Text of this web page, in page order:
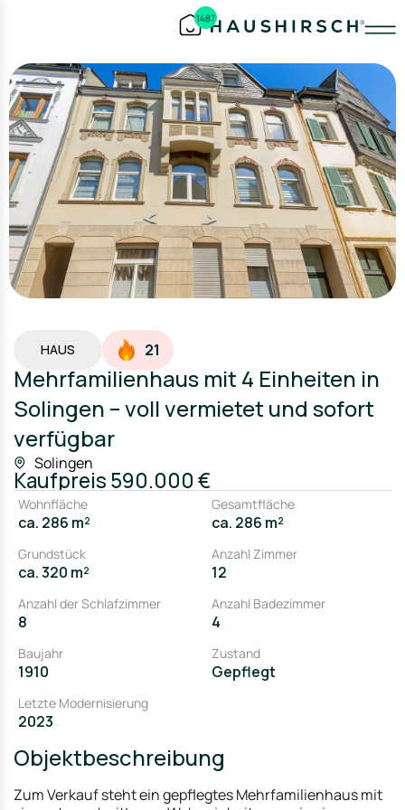
1487
HAUS 21
Mehrfamilienhaus mit 4 Einheiten in
Solingen – voll vermietet und sofort
verfügbar
Solingen
Kaufpreis590.000 €
Wohnfläche
ca. 286 m²
Gesamtfläche
ca. 286 m²
Grundstück
ca. 320 m²
Anzahl Zimmer
12
Anzahl der Schlafzimmer
8
Anzahl Badezimmer
4
Baujahr
1910
Zustand
Gepflegt
Letzte Modernisierung
2023
Objektbeschreibung
Zum Verkauf steht ein gepflegtes Mehrfamilienhaus mit